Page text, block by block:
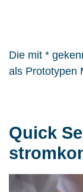
Die mit *
als Prototypen
Quick